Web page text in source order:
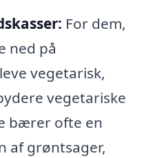
For dem,
ned på
vegetarisk,
vegetariske
bærer ofte en
af grøntsager,